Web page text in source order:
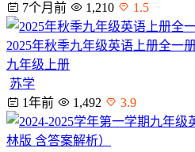
7个月前
1,210 1.5
2025年秋季九年级英语上册全一
九年级上册
苏学
1年前
1,492 3.9